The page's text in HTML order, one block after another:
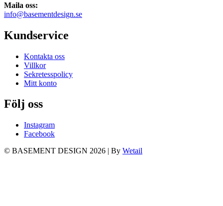
Maila oss:
info@basementdesign.se
Kundservice
Kontakta oss
Villkor
Sekretesspolicy
Mitt konto
Följ oss
Instagram
Facebook
© BASEMENT DESIGN 2026 | By Wetail